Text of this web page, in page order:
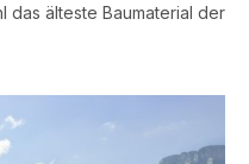
das älteste Baumaterial der